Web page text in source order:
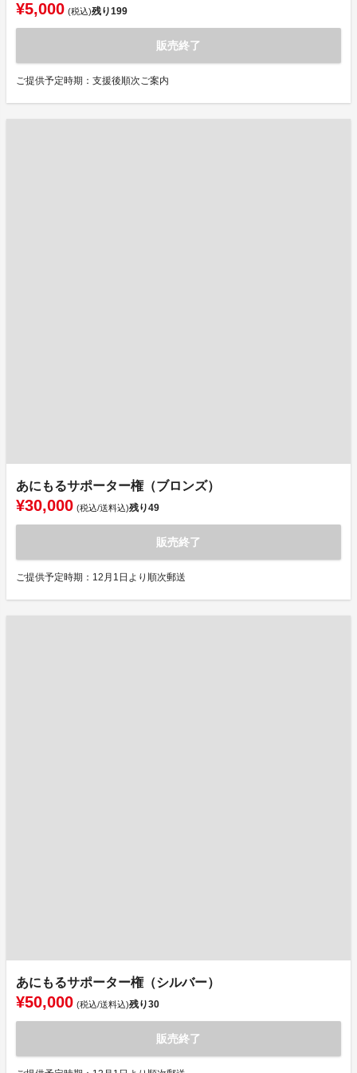
¥5,000 (税込)残り199
販売終了
ご提供予定時期：支援後順次ご案内
あにもるサポーター権（ブロンズ）
¥30,000 (税込/送料込)残り49
販売終了
ご提供予定時期：12月1日より順次郵送
あにもるサポーター権（シルバー）
¥50,000 (税込/送料込)残り30
販売終了